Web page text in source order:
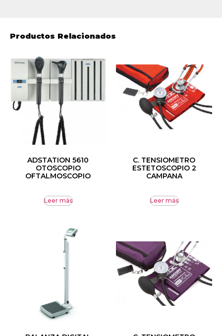
Productos Relacionados
ADSTATION 5610
OTOSCOPIO
OFTALMOSCOPIO
Leer más
C. TENSIOMETRO
ESTETOSCOPIO 2
CAMPANA
Leer más